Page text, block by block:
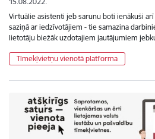
Virtuālie asistenti jeb sarunu boti ienākuši
saziņā ar iedzīvotājiem - tie samazina
lietotāju biežāk uzdotajiem jautājumiem
Tīmekļvietņu vienotā platforma